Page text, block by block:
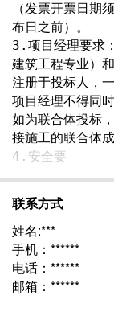
（发票开票日期
布日之前）。
3.项目经理要求
建筑工程专业）
注册于投标人，
项目经理不得同
如为联合体投标
接施工的联合体成
4.安全要
联系方式
姓名:***
手机：******
电话：******
邮箱：******